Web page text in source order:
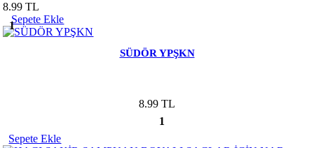
8.99 TL
1
Sepete Ekle
SÜDÖR YPŞKN
8.99 TL
1
Sepete Ekle